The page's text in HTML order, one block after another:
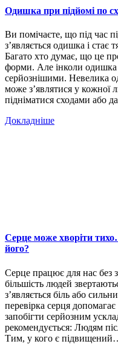
Одишка при підйомі по
Ви помічаєте, що під час
з’являється одишка і
Багато хто думає, що це
форми. Але інколи
серйознішими. Невелика
може з’являтися у
підніматися сходами або
Докладніше
Серце може хворіти
його?
Серце працює для нас
більшість людей
з’являється біль або
перевірка серця
запобігти серйозним
рекомендується: Людям
Тим, у кого є